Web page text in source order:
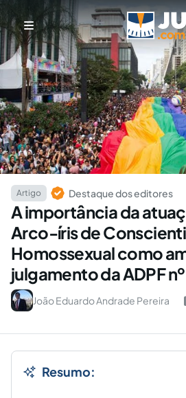
Artigo Destaque dos editores
A importância da
Arco-íris de
Homossexual como
julgamento da ADPF nº
João Eduardo Andrade Pereira
Resumo: